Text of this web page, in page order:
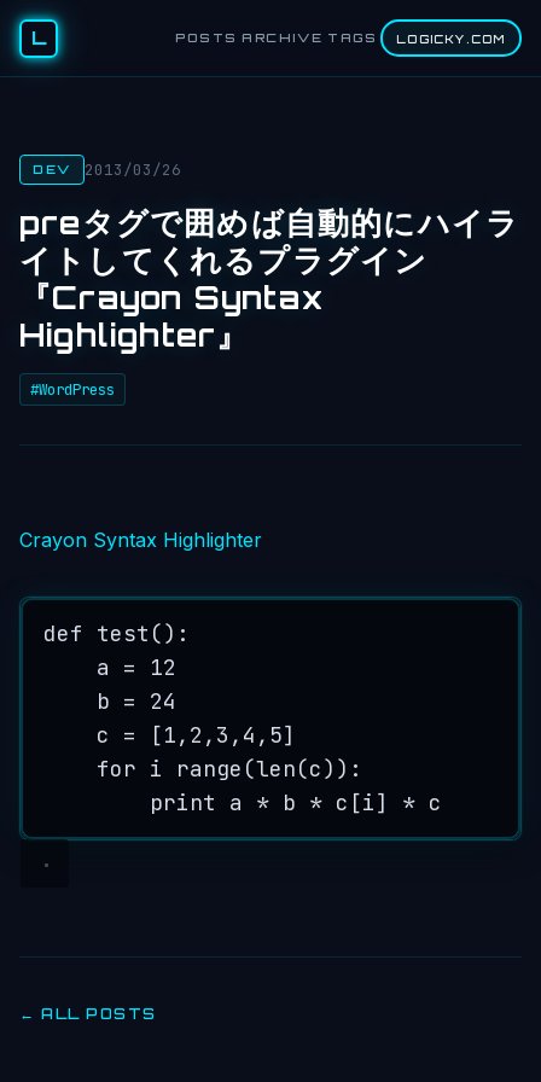
L POSTS ARCHIVE TAGS LOGICKY.COM
DEV 2013/03/26
preタグで囲めば自動的にハイラ
イトしてくれるプラグイン
『Crayon Syntax
Highlighter』
#WordPress
Crayon Syntax Highlighter
def test ():
a
=
12
b =
24
c
= [1, 2 , 3 , 4 , 5]
for i range (len(c)):
print
a * b * c [i] * c
← ALL POSTS